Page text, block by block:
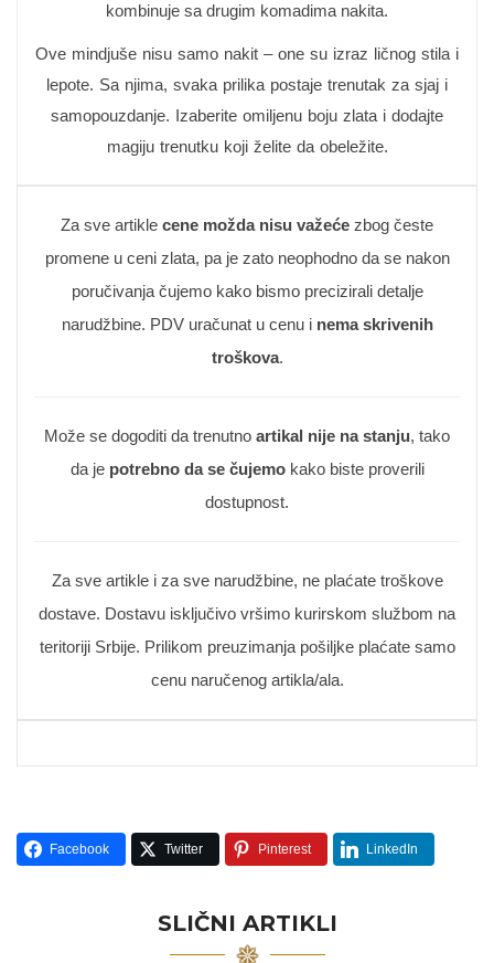
kombinuje sa drugim komadima nakita.
Ove mindjuše nisu samo nakit – one su izraz ličnog stila i
lepote. Sa njima, svaka prilika postaje trenutak za sjaj i
samopouzdanje. Izaberite omiljenu boju zlata i dodajte
magiju trenutku koji želite da obeležite.
Za sve artikle cene možda nisu važeće zbog česte
promene u ceni zlata, pa je zato neophodno da se nakon
poručivanja čujemo kako bismo precizirali detalje
narudžbine. PDV uračunat u cenu i nema skrivenih
troškova.
Može se dogoditi da trenutno artikal nije na stanju, tako
da je potrebno da se čujemokako biste proverili
dostupnost.
Za sve artikle i za sve narudžbine, ne plaćate troškove
dostave. Dostavu isključivo vršimo kurirskom službom na
teritoriji Srbije. Prilikom preuzimanja pošiljke plaćate samo
cenu naručenog artikla/ala.
Facebook Twitter Pinterest LinkedIn
SLIČNI ARTIKLI